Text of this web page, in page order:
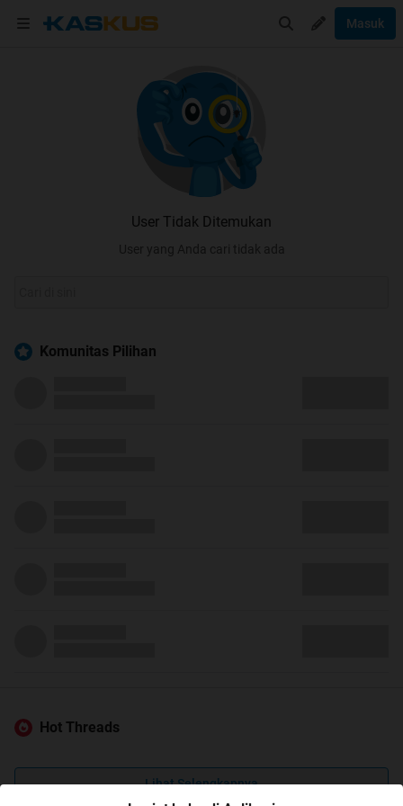
Masuk
User Tidak Ditemukan
User yang Anda cari tidak ada
Komunitas Pilihan
Hot Threads
Lihat Selengkapnya